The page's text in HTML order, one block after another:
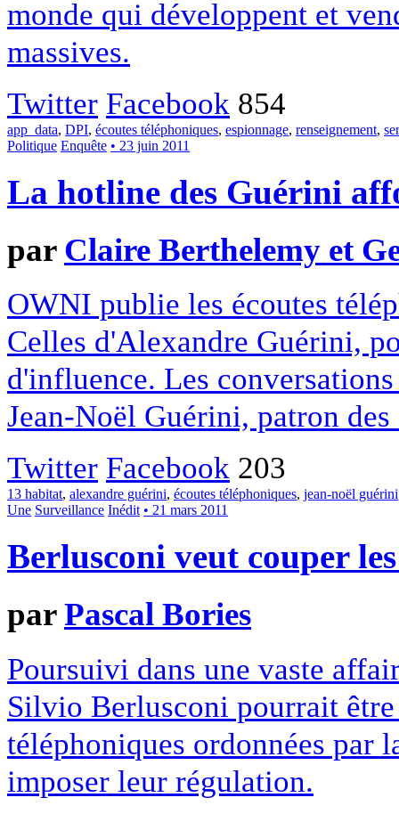
monde qui développent et
massives.
Twitter Facebook 854
app_data, DPI, écoutes téléphoniques, espionnage, renseignement,
Politique Enquête • 23 juin 2011
La hotline des Guérini
par Claire Berthelemy et
OWNI publie les écoutes
Celles d'Alexandre Guérini,
d'influence. Les
Jean-Noël Guérini, patron
Twitter Facebook 203
13 habitat, alexandre guérini, écoutes téléphoniques, jean-noël guérini
Une Surveillance Inédit • 21 mars 2011
Berlusconi veut couper
parPascal Bories
Poursuivi dans une vaste
Silvio Berlusconi pourrait
téléphoniques ordonnées
imposer leur régulation.